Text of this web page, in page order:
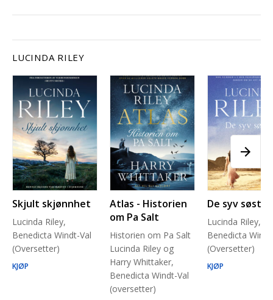
LUCINDA RILEY
Skjult skjønnhet
Lucinda Riley,
Benedicta Windt-Val
(Oversetter)
KJØP
Atlas - Historien
om Pa Salt
Historien om Pa Salt
Lucinda Riley og
Harry Whittaker,
Benedicta Windt-Val
(oversetter)
De syv søstre
Lucinda Riley,
Benedicta
(Oversetter)
KJØP